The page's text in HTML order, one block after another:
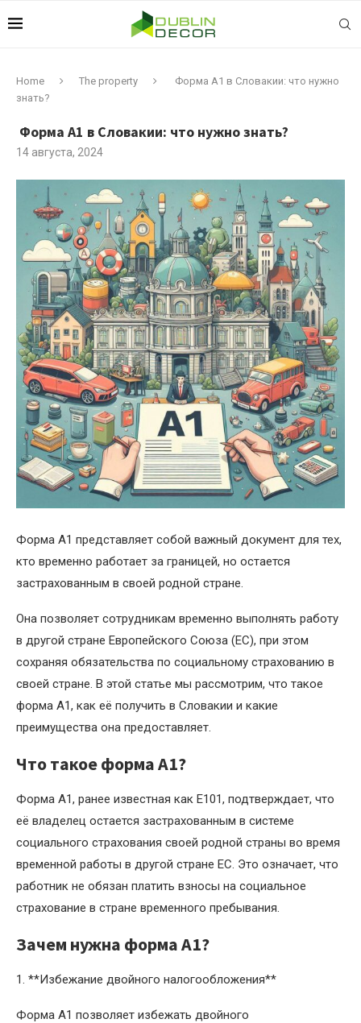
Home The property
Форма A1 в Словакии: что нужно
знать?
Форма A1 в Словакии: что нужно знать?
14 августа, 2024
Форма A1 представляет собой важный документ для тех,
кто временно работает за границей, но остается
застрахованным в своей родной стране.
Она позволяет сотрудникам временно выполнять работу
в другой стране Европейского Союза (ЕС), при этом
сохраняя обязательства по социальному страхованию в
своей стране. В этой статье мы рассмотрим, что такое
форма A1, как её получить в Словакии и какие
преимущества она предоставляет.
Что такое форма A1?
Форма A1, ранее известная как E101, подтверждает, что
её владелец остается застрахованным в системе
социального страхования своей родной страны во время
временной работы в другой стране ЕС. Это означает, что
работник не обязан платить взносы на социальное
страхование в стране временного пребывания.
Зачем нужна форма A1?
1. **Избежание двойного налогообложения**
Форма A1 позволяет избежать двойного